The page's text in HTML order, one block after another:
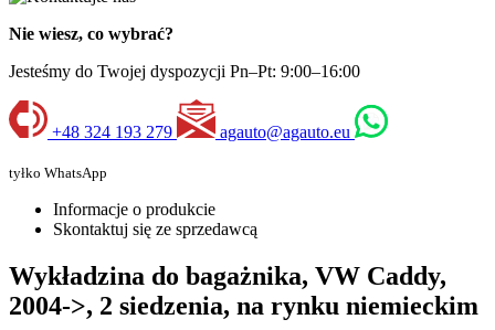
Nie wiesz, co wybrać?
Jesteśmy do Twojej dyspozycji Pn–Pt: 9:00–16:00
+48 324 193 279 agauto@agauto.eu
tyłko WhatsApp
Informacje o produkcie
Skontaktuj się ze sprzedawcą
Wykładzina do bagażnika, VW Caddy,
2004->, 2 siedzenia, na rynku niemieckim